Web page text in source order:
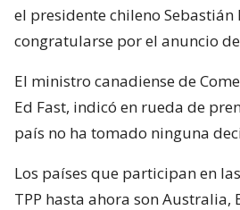
el presidente chileno Sebastián
congratularse por el anuncio de
El ministro canadiense de
Ed Fast, indicó en rueda de
país no ha tomado ninguna
Los países que participan en
TPP hasta ahora son Australia,